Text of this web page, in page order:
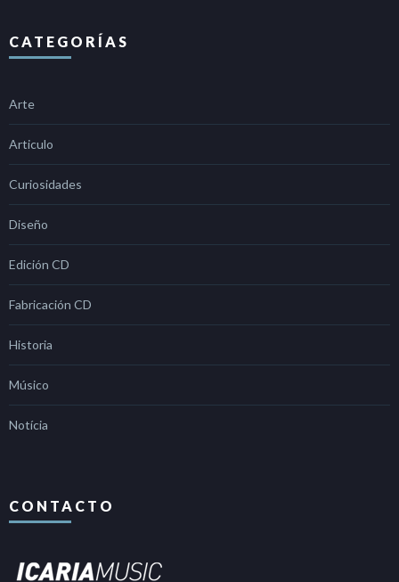
CATEGORÍAS
Arte
Articulo
Curiosidades
Diseño
Edición CD
Fabricación CD
Historia
Músico
Notícia
CONTACTO